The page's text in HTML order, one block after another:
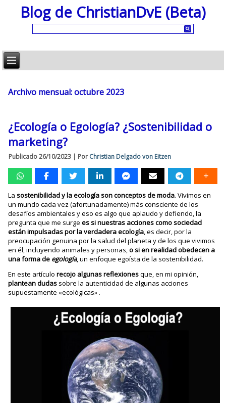
Blog de ChristianDvE (Beta)
Archivo mensual:octubre 2023
¿Ecología o Egología? ¿Sostenibilidad o
marketing?
Publicado 26/10/2023 | Por Christian Delgado von Eitzen
Lasostenibilidad y la ecología son conceptos de moda. Vivimos en
un mundo cada vez (afortunadamente) más consciente de los
desafíos ambientales y eso es algo que aplaudo y defiendo, la
pregunta que me surgees si nuestras acciones como sociedad
están impulsadas por la verdadera ecología, es decir, por la
preocupación genuina por la salud del planeta y de los que vivimos
en él, incluyendo animales y personas,o si en realidad obedecen a
una forma de egología, un enfoque egoísta de la sostenibilidad.
En este artículorecojo algunas reflexionesque, en mi opinión,
plantean dudas sobre la autenticidad de algunas acciones
supuestamente «ecológicas» .